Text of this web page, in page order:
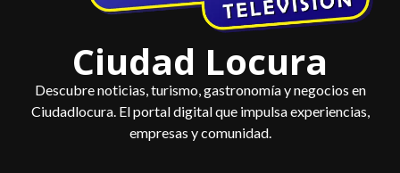
Ciudad Locura
Descubre noticias, turismo, gastronomía y negocios en
Ciudadlocura. El portal digital que impulsa experiencias,
empresas y comunidad.